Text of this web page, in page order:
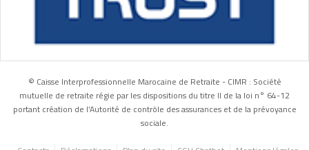
© Caisse Interprofessionnelle Marocaine de Retraite - CIMR : Société
mutuelle de retraite régie par les dispositions du titre II de la loi n° 64-12
portant création de l’Autorité de contrôle des assurances et de la prévoyance
sociale.